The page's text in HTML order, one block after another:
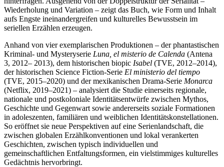
Wiederholung und Variation – zeigt das Buch, wie Form und Inhalt
aufs Engste ineinandergreifen und kulturelles Bewusstsein im
seriellen Erzählen erzeugen.
Anhand von vier exemplarischen Produktionen – der phantastischen
Kriminal- und Mysteryserie Luna, el misterio de Calenda (Antena
3, 2012– 2013), dem historischen biopic Isabel (TVE, 2012–2014),
der historischen Science Fiction-Serie El ministerio del tiempo
(TVE, 2015–2020) und der mexikanischen Drama-Serie Monarca
(Netflix, 2019–2021) – analysiert die Studie einerseits regionale,
nationale und postkoloniale Identitätsentwürfe zwischen Mythos,
Geschichte und Gegenwart sowie andererseits soziale Formationen
in adoleszenten, familiären und weiblichen Identitätskonstellationen.
So eröffnet sie neue Perspektiven auf eine Serienlandschaft, die
zwischen globalen Erzählkonventionen und lokal verankerten
Geschichten, zwischen typisch individuellen und
gemeinschaftlichen Entfaltungsformen, ein vielstimmiges kulturelles
Gedächtnis hervorbringt.